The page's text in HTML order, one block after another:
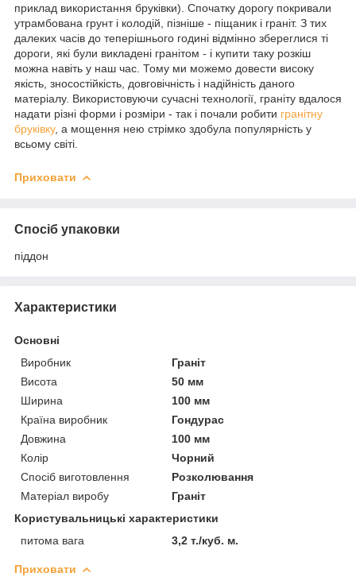
приклад використання бруківки). Спочатку дорогу покривали
утрамбована грунт і колодій, пізніше - піщаник і граніт. З тих
далеких часів до теперішнього годині відмінно збереглися ті
дороги, які були викладені гранітом - і купити таку розкіш
можна навіть у наш час. Тому ми можемо довести високу
якість, зносостійкість, довговічність і надійність даного
матеріалу. Використовуючи сучасні технології, граніту вдалося
надати різні форми і розміри - так і почали робити гранітну
бруківку, а мощення нею стрімко здобула популярність у
всьому світі.
Приховати
Спосіб упаковки
піддон
Характеристики
Основні
Виробник
Граніт
Висота
50 мм
Ширина
100 мм
Країна виробник
Гондурас
Довжина
100 мм
Колір
Чорний
Спосіб виготовлення
Розколювання
Матеріал виробу
Граніт
Користувальницькі характеристики
питома вага
3,2 т./куб. м.
Приховати